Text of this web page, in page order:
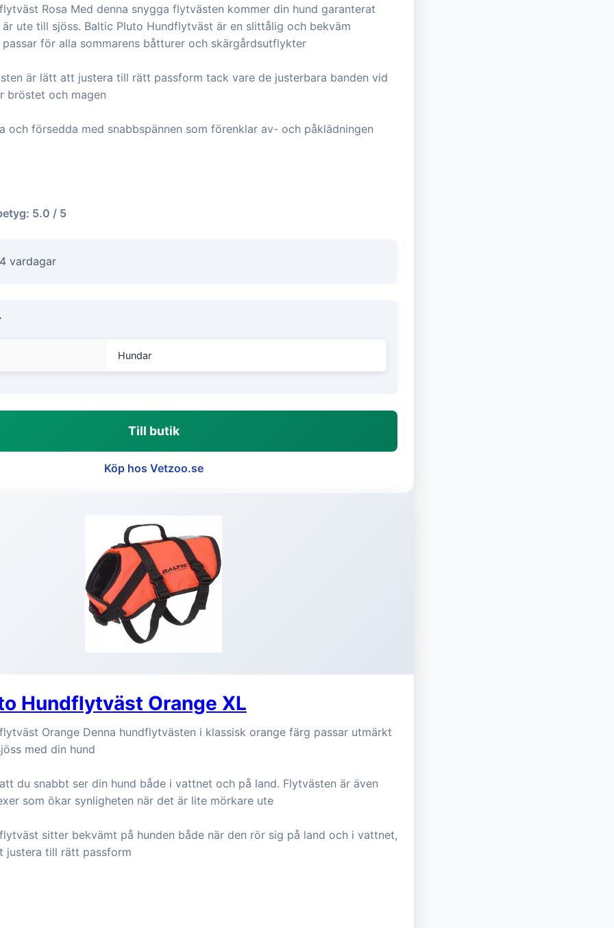
Rosa Med denna snygga flytvästen kommer din hund garanterat
ute till sjöss. Baltic Pluto Hundflytväst är en slittålig och bekväm
för alla sommarens båtturer och skärgårdsutflykter
är lätt att justera till rätt passform tack vare de justerbara banden vid
bröstet och magen
och försedda med snabbspännen som förenklar av- och påklädningen
5.0 / 5
vardagar
Hundar
Till butik
Köp hos Vetzoo.se
Hundflytväst Orange XL
Orange Denna hundflytvästen i klassisk orange färg passar utmärkt
med din hund
du snabbt ser din hund både i vattnet och på land. Flytvästen är även
som ökar synligheten när det är lite mörkare ute
sitter bekvämt på hunden både när den rör sig på land och i vattnet,
justera till rätt passform